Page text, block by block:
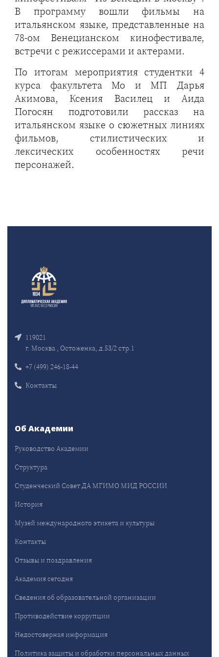
В программу вошли фильмы на
итальянском языке, представленные на
78-ом Венецианском кинофестивале,
встречи с режиссерами и актерами.
По итогам мероприятия студентки 4
курса факультета Мо и МП Дарья
Акимова, Ксения Василец и Аида
Погосян подготовили рассказ на
итальянском языке о сюжетных линиях
фильмов, стилистических и
лексических особенностях речи
персонажей.
119021
г. Москва , Остоженка, д.53/2 стр.1
+7 (499) 246-18-44
Контакты
Об Академии
Руководство Академии
Структура
Студенческий Совет ДА МГИМО МИД РОССИИ
История
Музей международного этикета и культуры
Контакты
Отзывы и поздравления
Академия сегодня
Сведения об образовательной организации
Противодействие коррупции
Недостоверная информация
Политика защиты и обработки персональных данных